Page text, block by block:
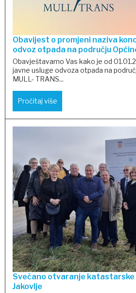
Obavijest o promjeni naziva
odvoz otpada na području
Obavještavamo Vas kako je od
javne usluge odvoza otpada na
MULL- TRANS...
Pročitaj više
Svečano otvaranje katastarske
Jakovlje